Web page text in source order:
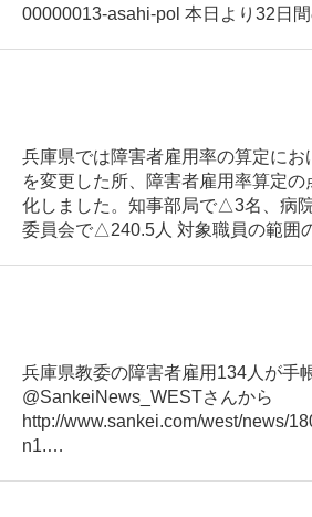
00000013-asahi-pol 本日より32日
兵庫県では障害者雇用率の算定にお
を変更した所、障害者雇用率算定
化しました。知事部局で△3名、病
委員会で△240.5人 対象職員の範囲
兵庫県教委の障害者雇用134人が手
@SankeiNews_WESTさんから
http://www.sankei.com/west/news/
n1.…